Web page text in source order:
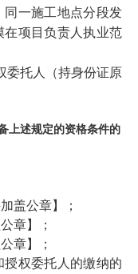
同一施工地点分段发
在项目负责人执业范
委托人（持身份证原
上述规定的资格条件的
加盖公章】；
章】；
章】；
权委托人的缴纳的